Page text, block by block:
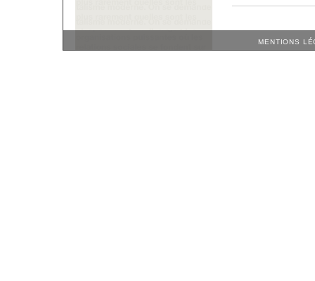
MENTIONS